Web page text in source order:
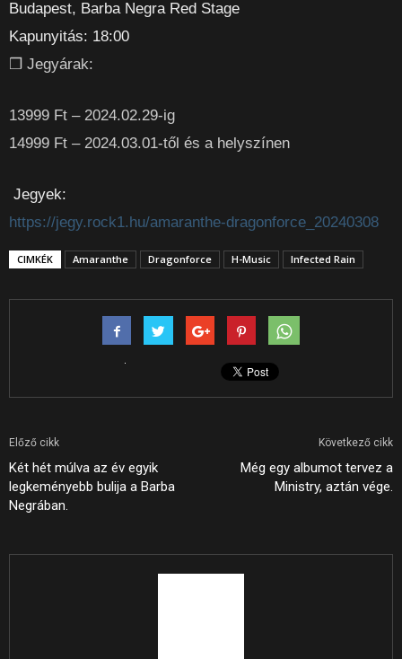
Budapest, Barba Negra Red Stage
Kapunyitás: 18:00
❒ Jegyárak:
13999 Ft – 2024.02.29-ig
14999 Ft – 2024.03.01-től és a helyszínen
Jegyek:
https://jegy.rock1.hu/amaranthe-dragonforce_20240308
CIMKÉK Amaranthe Dragonforce H-Music Infected Rain
Előző cikk
Két hét múlva az év egyik
legkeményebb bulija a Barba
Negrában.
Következő cikk
Még egy albumot tervez a
Ministry, aztán vége.